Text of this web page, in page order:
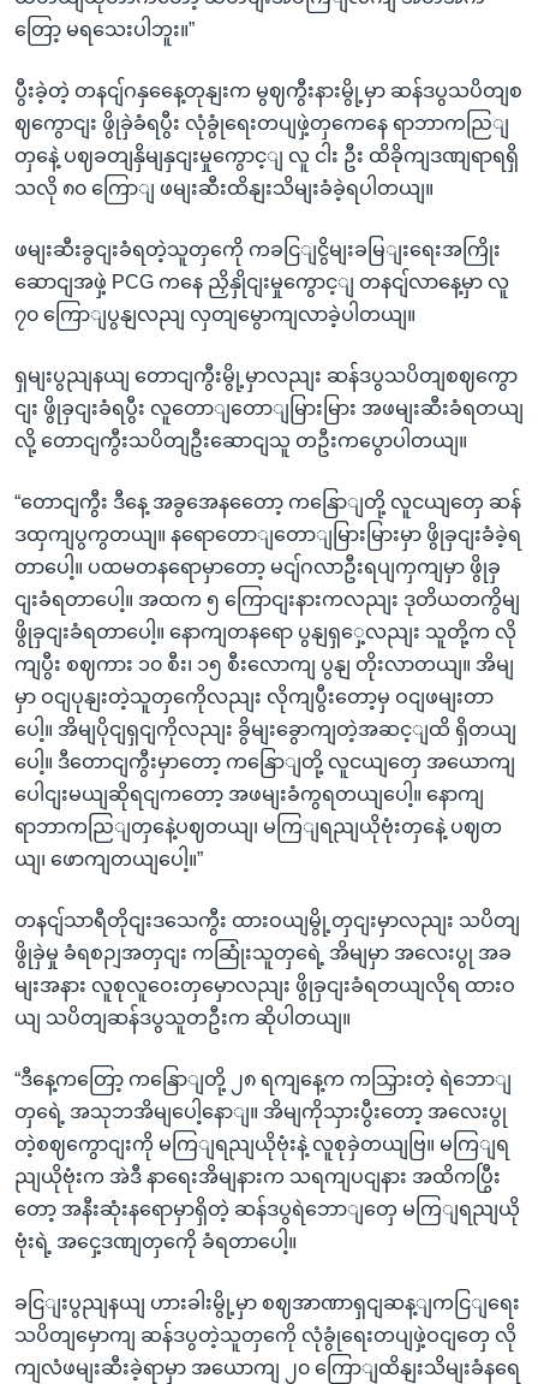
တြော့ မရသေးပါဘူး။”
ပွီးခဲ့တဲ့ တနငျ်ဂနှနေေ့တုနျးက မွဈကွီးနားမွို့မှာ ဆန်ဒပွသပိတျစ
ဈကွောငျး ဖွိုခှဲခံရပွီး လုံခွုံရေးတပျဖှဲ့တှကေနေ ရာဘာကညြျ
တှနေဲ့ ပဈခတျနှိမျနှငျးမှုကွောင့ျ လူ ငါး ဦး ထိခိုကျဒဏျရာရရှိ
သလို ၈၀ ကြောျ ဖမျးဆီးထိနျးသိမျးခံခဲ့ရပါတယျ။
ဖမျးဆီးခွငျးခံရတဲ့သူတှကေို ကခငြျငွိမျးခမြျးရေးအကြိုး
ဆောငျအဖှဲ့ PCG ကနေ ညှိနှိုငျးမှုကွောင့ျ တနငျ်လာနေ့မှာ လူ
၇၀ ကြောျပွနျလညျ လှတျမွောကျလာခဲ့ပါတယျ။
ရှမျးပွညျနယျ တောငျကွီးမွို့မှာလညျး ဆန်ဒပွသပိတျစဈကွော
ငျး ဖွိုခှငျးခံရပွီး လူတောျတောျမြားမြား အဖမျးဆီးခံရတယျ
လို့ တောငျကွီးသပိတျဦးဆောငျသူ တဦးကပွောပါတယျ။
“တောငျကွီး ဒီနေ့ အခွအေနတေော့ ကနြောျတို့ လူငယျတှေ ဆန်
ဒထှကျပွကွတယျ။ နရောတောျတောျမြားမြားမှာ ဖွိုခှငျးခံခဲ့ရ
တာပေါ့။ ပထမတနရောမှာတော့ မငျ်ဂလာဦးရပျကှကျမှာ ဖွိုခှ
ငျးခံရတာပေါ့။ အထက ၅ ကြောငျးနားကလညျး ဒုတိယတကွိမျ
ဖွိုခှငျးခံရတာပေါ့။ နောကျတနရော ပွနျရှှေ့လညျး သူတို့က လို
ကျပွီး စဈကား ၁၀ စီး၊ ၁၅ စီးလောကျ ပွနျ တိုးလာတယျ။ အိမျ
မှာ ဝငျပုနျးတဲ့သူတှကေိုလညျး လိုကျပွီးတော့မှ ဝငျဖမျးတာ
ပေါ့။ အိမျပိုငျရှငျကိုလညျး ခွိမျးခွောကျတဲ့အဆင့ျထိ ရှိတယျ
ပေါ့။ ဒီတောငျကွီးမှာတော့ ကနြောျတို့ လူငယျတှေ အယောကျ
ပေါငျးမယျဆိုရငျကတော့ အဖမျးခံကွရတယျပေါ့။ နောကျ
ရာဘာကညြျတှနေဲ့ပဈတယျ၊ မကြျရညျယိုဗုံးတှနေဲ့ ပဈတ
ယျ၊ ဖောကျတယျပေါ့။”
တနငျ်သာရီတိုငျးဒသေကွီး ထားဝယျမွို့တှငျးမှာလညျး သပိတျ
ဖွိုခှဲမှု ခံရစဉျအတှငျး ကဆြုံးသူတှရေဲ့ အိမျမှာ အလေးပွု အခ
မျးအနား လူစုလူဝေးတှမှောလညျး ဖွိုခှငျးခံရတယျလိုရ ထားဝ
ယျ သပိတျဆန်ဒပွသူတဦးက ဆိုပါတယျ။
“ဒီနေ့ကတြော့ ကနြောျတို့ ၂၈ ရကျနေ့က ကသြှားတဲ့ ရဲဘောျ
တှရေဲ့ အသုဘအိမျပေါ့နောျ။ အိမျကိုသှားပွီးတော့ အလေးပွု
တဲ့စဈကွောငျးကို မကြျရညျယိုဗုံးနဲ့ လူစုခှဲတယျဗြ။ မကြျရ
ညျယိုဗုံးက အဲဒီ နာရေးအိမျနားက သရကျပငျနား အထိကပြွီး
တော့ အနီးဆုံးနရောမှာရှိတဲ့ ဆန်ဒပွရဲဘောျတှေ မကြျရညျယို
ဗုံးရဲ့ အငှေ့ဒဏျတှကေို ခံရတာပေါ့။
ခငြျးပွညျနယျ ဟားခါးမွို့မှာ စဈအာဏာရှငျဆန့ျကငြျရေး
သပိတျမှောကျ ဆန်ဒပွတဲ့သူတှကေို လုံခွုံရေးတပျဖှဲ့ဝငျတှေ လို
ကျလံဖမျးဆီးခဲ့ရာမှာ အယောကျ ၂၀ ကြောျထိနျးသိမျးခံနရေ